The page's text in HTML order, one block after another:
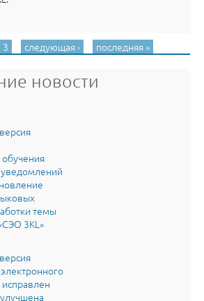
обучения 3KL (Русский Moodle) 3.5.15a
и слайдером
3 следующая › последняя »
новости
уведомлений
темы
3KL»